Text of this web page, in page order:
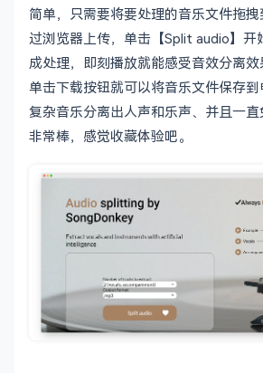
简单，只需要将要处理的音乐文件拖
过浏览器上传，单击【Split audio】开
成处理，即刻播放就能感受音效分离
单击下载按钮就可以将音乐文件保存
复杂音乐分离出人声和乐声、并且一
非常棒，感觉收藏体验吧。